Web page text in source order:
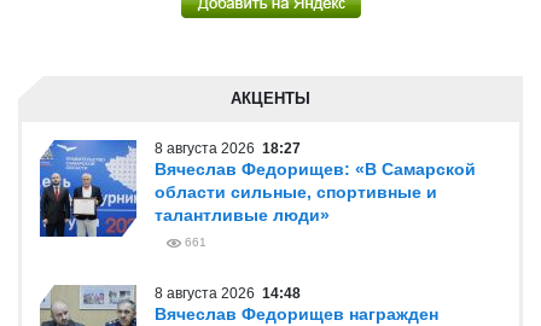
АКЦЕНТЫ
8 августа 2026 18:27
Вячеслав Федорищев: «В Самарской
области сильные, спортивные и
талантливые люди»
661
8 августа 2026 14:48
Вячеслав Федорищев награжден